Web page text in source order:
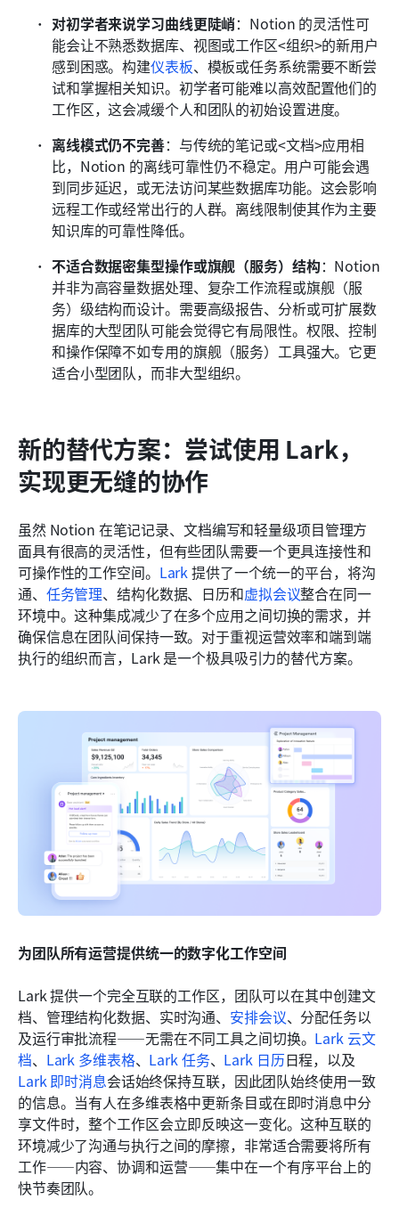
对初学者来说学习曲线更陡峭：Notion 的灵活性可
能会让不熟悉数据库、视图或工作区<组织>的新用户
感到困惑。构建仪表板、模板或任务系统需要不断尝
试和掌握相关知识。初学者可能难以高效配置他们的
工作区，这会减缓个人和团队的初始设置进度。
离线模式仍不完善：与传统的笔记或<文档>应用相
比，Notion 的离线可靠性仍不稳定。用户可能会遇
到同步延迟，或无法访问某些数据库功能。这会影响
远程工作或经常出行的人群。离线限制使其作为主要
知识库的可靠性降低。
不适合数据密集型操作或旗舰（服务）结构：Notion
并非为高容量数据处理、复杂工作流程或旗舰（服
务）级结构而设计。需要高级报告、分析或可扩展数
据库的大型团队可能会觉得它有局限性。权限、控制
和操作保障不如专用的旗舰（服务）工具强大。它更
适合小型团队，而非大型组织。
新的替代方案：尝试使用 Lark，
实现更无缝的协作
虽然 Notion 在笔记记录、文档编写和轻量级项目管理方
面具有很高的灵活性，但有些团队需要一个更具连接性和
可操作性的工作空间。 Lark 提供了一个统一的平台，将沟
通、 任务管理、结构化数据、日历和虚拟会议整合在同一
环境中。这种集成减少了在多个应用之间切换的需求，并
确保信息在团队间保持一致。对于重视运营效率和端到端
执行的组织而言，Lark 是一个极具吸引力的替代方案。
为团队所有运营提供统一的数字化工作空间
Lark 提供一个完全互联的工作区，团队可以在其中创建文
档、管理结构化数据、实时沟通、 安排会议、分配任务以
及运行审批流程——无需在不同工具之间切换。 Lark 云文
档、 Lark 多维表格、 Lark 任务、 Lark 日历
Lark 即时消息会话始终保持互联，因此团队始终使用一致
的信息。当有人在多维表格中更新条目或在即时消息中分
享文件时，整个工作区会立即反映这一变化。这种互联的
环境减少了沟通与执行之间的摩擦，非常适合需要将所有
工作——内容、协调和运营——集中在一个有序平台上的
快节奏团队。